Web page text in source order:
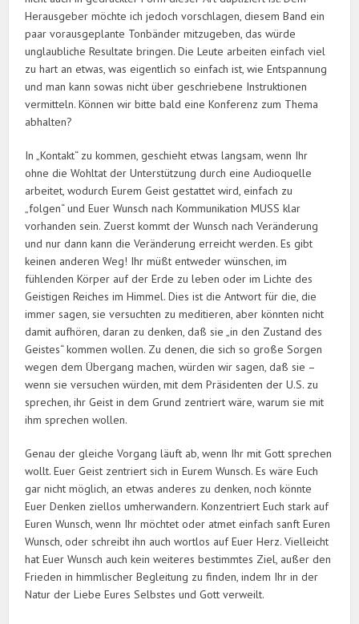
Herausgeber möchte ich jedoch vorschlagen, diesem Band ein
paar vorausgeplante Tonbänder mitzugeben, das würde
unglaubliche Resultate bringen. Die Leute arbeiten einfach viel
zu hart an etwas, was eigentlich so einfach ist, wie Entspannung
und man kann sowas nicht über geschriebene Instruktionen
vermitteln. Können wir bitte bald eine Konferenz zum Thema
abhalten?
In „Kontakt“ zu kommen, geschieht etwas langsam, wenn Ihr
ohne die Wohltat der Unterstützung durch eine Audioquelle
arbeitet, wodurch Eurem Geist gestattet wird, einfach zu
„folgen“ und Euer Wunsch nach Kommunikation MUSS klar
vorhanden sein. Zuerst kommt der Wunsch nach Veränderung
und nur dann kann die Veränderung erreicht werden. Es gibt
keinen anderen Weg! Ihr müßt entweder wünschen, im
fühlenden Körper auf der Erde zu leben oder im Lichte des
Geistigen Reiches im Himmel. Dies ist die Antwort für die, die
immer sagen, sie versuchten zu meditieren, aber könnten nicht
damit aufhören, daran zu denken, daß sie „in den Zustand des
Geistes“ kommen wollen. Zu denen, die sich so große Sorgen
wegen dem Übergang machen, würden wir sagen, daß sie –
wenn sie versuchen würden, mit dem Präsidenten der U.S. zu
sprechen, ihr Geist in dem Grund zentriert wäre, warum sie mit
ihm sprechen wollen.
Genau der gleiche Vorgang läuft ab, wenn Ihr mit Gott sprechen
wollt. Euer Geist zentriert sich in Eurem Wunsch. Es wäre Euch
gar nicht möglich, an etwas anderes zu denken, noch könnte
Euer Denken ziellos umherwandern. Konzentriert Euch stark auf
Euren Wunsch, wenn Ihr möchtet oder atmet einfach sanft Euren
Wunsch, oder schreibt ihn auch wortlos auf Euer Herz. Vielleicht
hat Euer Wunsch auch kein weiteres bestimmtes Ziel, außer den
Frieden in himmlischer Begleitung zu finden, indem Ihr in der
Natur der Liebe Eures Selbstes und Gott verweilt.